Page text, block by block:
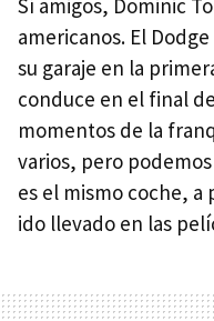
americanos. El
su garaje en la
conduce en el final
momentos de la
varios, pero
es el mismo coche, a
ido llevado en las